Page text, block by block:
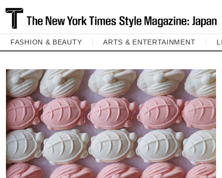
FASHION & BEAUTY ARTS & ENTERTAINMENT